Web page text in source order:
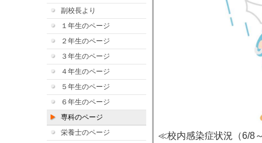
副校長より
１年生のページ
２年生のページ
３年生のページ
４年生のページ
５年生のページ
６年生のページ
専科のページ
栄養士のページ
≪校内感染症状況（6/8